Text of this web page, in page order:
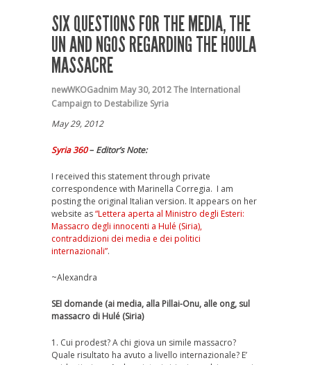
SIX QUESTIONS FOR THE MEDIA, THE
UN AND NGOS REGARDING THE HOULA
MASSACRE
newWKOGadnim May 30, 2012The International
Campaign to Destabilize Syria
May 29, 2012
Syria 360– Editor’s Note:
I received this statement through private
correspondence with Marinella Corregia. I am
posting the original Italian version. It appears on her
website as“Lettera aperta al Ministro degli Esteri:
Massacro degli innocenti a Hulé (Siria),
contraddizioni dei media e dei politici
internazionali”.
~Alexandra
SEI domande (ai media, alla Pillai-Onu, alle ong, sul
massacro di Hulé (Siria)
1. Cui prodest? A chi giova un simile massacro?
Quale risultato ha avuto a livello internazionale? E’